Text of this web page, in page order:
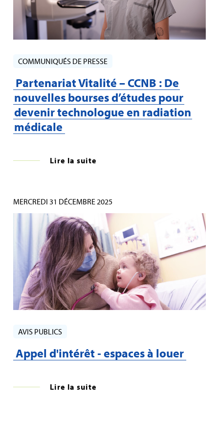
COMMUNIQUÉS DE PRESSE
Partenariat Vitalité – CCNB : De
nouvelles bourses d’études pour
devenir technologue en radiation
médicale
Lire la suite
MERCREDI 31 DÉCEMBRE 2025
AVIS PUBLICS
Appel d'intérêt ‑ espaces à louer
Lire la suite